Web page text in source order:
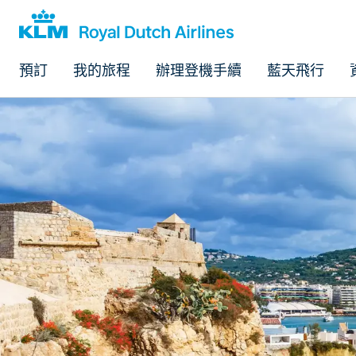
預訂 我的旅程 辦理登機手續 藍天飛行